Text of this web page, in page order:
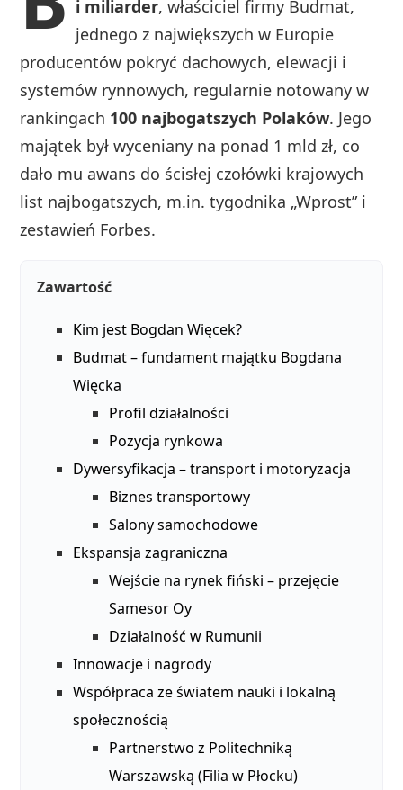
i miliarder, właściciel firmy Budmat,
jednego z największych w Europie
producentów pokryć dachowych, elewacji i
systemów rynnowych, regularnie notowany w
rankingach 100 najbogatszych Polaków. Jego
majątek był wyceniany na ponad 1 mld zł, co
dało mu awans do ścisłej czołówki krajowych
list najbogatszych, m.in. tygodnika „Wprost” i
zestawień Forbes.
Zawartość
Kim jest Bogdan Więcek?
Budmat – fundament majątku Bogdana
Więcka
Profil działalności
Pozycja rynkowa
Dywersyfikacja – transport i motoryzacja
Biznes transportowy
Salony samochodowe
Ekspansja zagraniczna
Wejście na rynek fiński – przejęcie
Samesor Oy
Działalność w Rumunii
Innowacje i nagrody
Współpraca ze światem nauki i lokalną
społecznością
Partnerstwo z Politechniką
Warszawską (Filia w Płocku)